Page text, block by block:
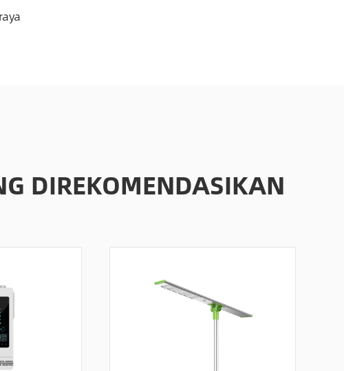
DIREKOMENDASIKAN